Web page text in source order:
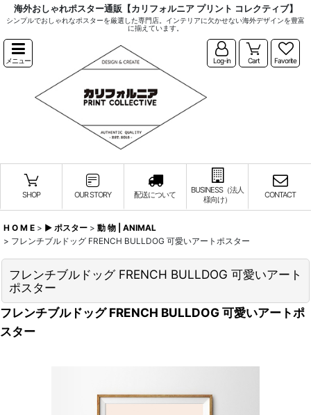
海外おしゃれポスター通販【カリフォルニア プリント コレクティブ】
シンプルでおしゃれなポスターを厳選した専門店。インテリアに欠かせない海外デザインを豊富
に揃えています。
メニュー Log-in Cart Favorite
SHOP OUR STORY 配送について
BUSINESS（法人
様向け）
CONTACT
H O M E > ▶︎ ポスター > 動 物 | ANIMAL
> フレンチブルドッグ FRENCH BULLDOG 可愛いアートポスター
フレンチブルドッグ FRENCH BULLDOG 可愛いアート
ポスター
フレンチブルドッグ FRENCH BULLDOG 可愛いアートポ
スター